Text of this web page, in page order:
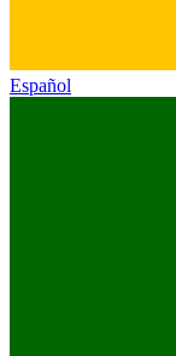
Español